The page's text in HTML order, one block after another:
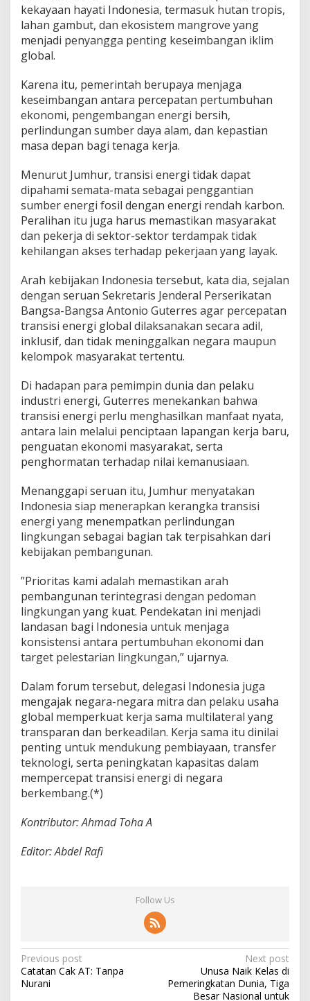
kekayaan hayati Indonesia, termasuk hutan tropis,
lahan gambut, dan ekosistem mangrove yang
menjadi penyangga penting keseimbangan iklim
global.
Karena itu, pemerintah berupaya menjaga
keseimbangan antara percepatan pertumbuhan
ekonomi, pengembangan energi bersih,
perlindungan sumber daya alam, dan kepastian
masa depan bagi tenaga kerja.
Menurut Jumhur, transisi energi tidak dapat
dipahami semata-mata sebagai penggantian
sumber energi fosil dengan energi rendah karbon.
Peralihan itu juga harus memastikan masyarakat
dan pekerja di sektor-sektor terdampak tidak
kehilangan akses terhadap pekerjaan yang layak.
Arah kebijakan Indonesia tersebut, kata dia, sejalan
dengan seruan Sekretaris Jenderal Perserikatan
Bangsa-Bangsa Antonio Guterres agar percepatan
transisi energi global dilaksanakan secara adil,
inklusif, dan tidak meninggalkan negara maupun
kelompok masyarakat tertentu.
Di hadapan para pemimpin dunia dan pelaku
industri energi, Guterres menekankan bahwa
transisi energi perlu menghasilkan manfaat nyata,
antara lain melalui penciptaan lapangan kerja baru,
penguatan ekonomi masyarakat, serta
penghormatan terhadap nilai kemanusiaan.
Menanggapi seruan itu, Jumhur menyatakan
Indonesia siap menerapkan kerangka transisi
energi yang menempatkan perlindungan
lingkungan sebagai bagian tak terpisahkan dari
kebijakan pembangunan.
”Prioritas kami adalah memastikan arah
pembangunan terintegrasi dengan pedoman
lingkungan yang kuat. Pendekatan ini menjadi
landasan bagi Indonesia untuk menjaga
konsistensi antara pertumbuhan ekonomi dan
target pelestarian lingkungan,” ujarnya.
Dalam forum tersebut, delegasi Indonesia juga
mengajak negara-negara mitra dan pelaku usaha
global memperkuat kerja sama multilateral yang
transparan dan berkeadilan. Kerja sama itu dinilai
penting untuk mendukung pembiayaan, transfer
teknologi, serta peningkatan kapasitas dalam
mempercepat transisi energi di negara
berkembang.(*)
Kontributor: Ahmad Toha A
Editor: Abdel Rafi
Follow Us
P
o
Previous post
Catatan Cak AT: Tanpa
Nurani
Next post
Unusa Naik Kelas di
Pemeringkatan Dunia, Tiga
Besar Nasional untuk